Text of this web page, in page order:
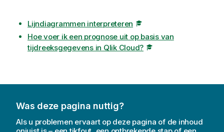
Lijndiagrammen interpreteren
Hoe voer ik een prognose uit op basis van
tijdreeksgegevens in Qlik Cloud?
Was deze pagina nuttig?
Als u problemen ervaart op deze pagina of de inhoud